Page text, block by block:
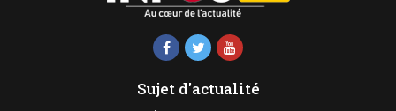
Sujet d'actualité